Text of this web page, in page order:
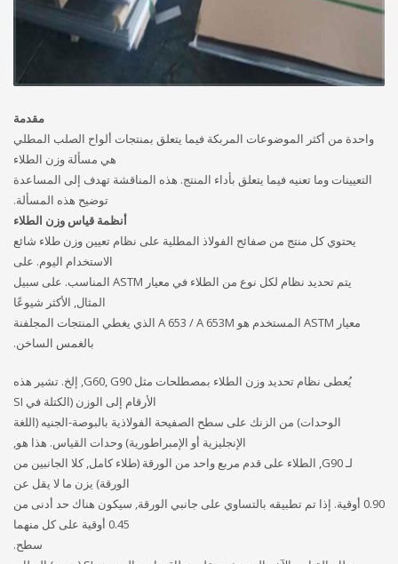
مقدمة
واحدة من أكثر الموضوعات المربكة فيما يتعلق بمنتجات ألواح الصلب المطلي
هي مسألة وزن الطلاء
التعيينات وما تعنيه فيما يتعلق بأداء المنتج. هذه المناقشة تهدف إلى المساعدة
توضيح هذه المسألة.
أنظمة قياس وزن الطلاء
يحتوي كل منتج من صفائح الفولاذ المطلية على نظام تعيين وزن طلاء شائع
الاستخدام اليوم. على
يتم تحديد نظام لكل نوع من الطلاء في معيار ASTM المناسب. على سبيل
المثال, الأكثر شيوعًا
معيار ASTM المستخدم هو A 653 / A 653M الذي يغطي المنتجات المجلفنة
بالغمس الساخن.
يُعطى نظام تحديد وزن الطلاء بمصطلحات مثل G60, G90, إلخ. تشير هذه
الأرقام إلى الوزن (الكتلة في SI
الوحدات) من الزنك على سطح الصفيحة الفولاذية بالبوصة-الجنيه (اللغة
الإنجليزية أو الإمبراطورية) وحدات القياس. هذا هو,
لـ G90, الطلاء على قدم مربع واحد من الورقة (طلاء كامل, كلا الجانبين من
الورقة) يزن ما لا يقل عن
0.90 أوقية. إذا تم تطبيقه بالتساوي على جانبي الورقة, سيكون هناك حد أدنى من
0.45 أوقية على كل منهما
سطح.